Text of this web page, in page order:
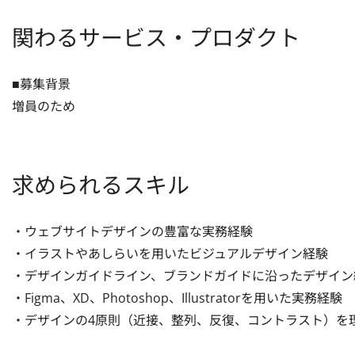
関わるサービス・プロダクト
■募集背景
増員のため
求められるスキル
・ウェブサイトデザインの豊富な実務経験
・イラストやあしらいを用いたビジュアルデザイン経験
・デザインガイドライン、ブランドガイドに沿ったデザイ
・Figma、XD、Photoshop、Illustratorを用いた実務経験
・デザインの4原則（近接、整列、反復、コントラスト）を